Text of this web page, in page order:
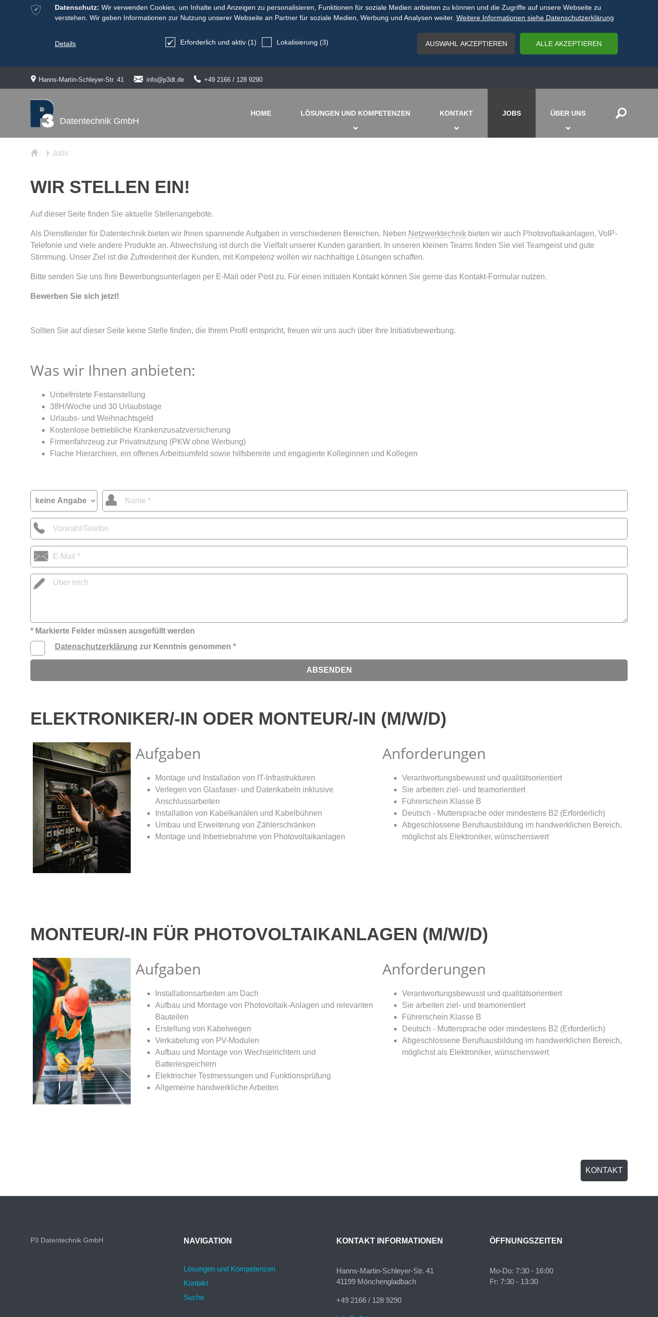
ќ Datenschutz: Wir verwenden Cookies, um Inhalte und Anzeigen zu personalisieren, Funktionen für soziale Medien anbieten zu können und die Zugriffe auf unsere Webseite zu
verstehen. Wir geben Informationen zur Nutzung unserer Webseite an Partner für soziale Medien, Werbung und Analysen weiter. Weitere Informationen siehe Datenschutzerklärung
Details Erforderlich und aktiv (1) Lokalisierung (3)
ś Hanns-Martin-Schleyer-Str. 41 Ś info@p3dt.de Ÿ +49 2166 / 128 9290
Datentechnik GmbH
HOME LÖSUNGEN UND KOMPETENZEN KONTAKT JOBS ÜBER UNS ř
ŷ Ţ Jobs
WIR STELLEN EIN!
Auf dieser Seite finden Sie aktuelle Stellenangebote.
Als Dienstleister für Datentechnik bieten wir Ihnen spannende Aufgaben in verschiedenen Bereichen. Neben Netzwerktechnik bieten wir auch Photovoltaikanlagen, VoIP-
Telefonie und viele andere Produkte an. Abwechslung ist durch die Vielfalt unserer Kunden garantiert. In unseren kleinen Teams finden Sie viel Teamgeist und gute
Stimmung. Unser Ziel ist die Zufreidenheit der Kunden, mit Kompetenz wollen wir nachhaltige Lösungen schaffen.
Bitte senden Sie uns Ihre Bewerbungsunterlagen per E-Mail oder Post zu. Für einen initialen Kontakt können Sie gerne das Kontakt-Formular nutzen.
Bewerben Sie sich jetzt!
Sollten Sie auf dieser Seite keine Stelle finden, die Ihrem Profil entspricht, freuen wir uns auch über Ihre Initiativbewerbung.
Was wir Ihnen anbieten:
Unbefristete Festanstellung
38H/Woche und 30 Urlaubstage
Urlaubs- und Weihnachtsgeld
Kostenlose betriebliche Krankenzusatzversicherung
Firmenfahrzeug zur Privatnutzung (PKW ohne Werbung)
Flache Hierarchien, ein offenes Arbeitsumfeld sowie hilfsbereite und engagierte Kolleginnen und Kollegen
* Markierte Felder müssen ausgefüllt werden
Datenschutzerklärung zur Kenntnis genommen *
ABSENDEN
ELEKTRONIKER/-IN ODER MONTEUR/-IN (M/W/D)
Aufgaben
Montage und Installation von IT-Infrastrukturen
Verlegen von Glasfaser- und Datenkabeln inklusive
Anschlussarbeiten
Installation von Kabelkanälen und Kabelbühnen
Umbau und Erweiterung von Zählerschränken
Montage und Inbetriebnahme von Photovoltaikanlagen
Anforderungen
Verantwortungsbewusst und qualitätsorientiert
Sie arbeiten ziel- und teamorientiert
Führerschein Klasse B
Deutsch - Muttersprache oder mindestens B2 (Erforderlich)
Abgeschlossene Berufsausbildung im handwerklichen Bereich,
möglichst als Elektroniker, wünschenswert
MONTEUR/-IN FÜR PHOTOVOLTAIKANLAGEN (M/W/D)
Aufgaben
Installationsarbeiten am Dach
Aufbau und Montage von Photovoltaik-Anlagen und relevanten
Bauteilen
Erstellung von Kabelwegen
Verkabelung von PV-Modulen
Aufbau und Montage von Wechselrichtern und
Batteriespeichern
Elektrischer Testmessungen und Funktionsprüfung
Allgemeine handwerkliche Arbeiten
Anforderungen
Verantwortungsbewusst und qualitätsorientiert
Sie arbeiten ziel- und teamorientiert
Führerschein Klasse B
Deutsch - Muttersprache oder mindestens B2 (Erforderlich)
Abgeschlossene Berufsausbildung im handwerklichen Bereich,
möglichst als Elektroniker, wünschenswert
KONTAKT
P3 Datentechnik GmbH NAVIGATION
Lösungen und Kompetenzen
Kontakt
Suche
KONTAKT INFORMATIONEN
Hanns-Martin-Schleyer-Str. 41
41199 Mönchengladbach
+49 2166 / 128 9290
ÖFFNUNGSZEITEN
Mo-Do: 7:30 - 16:00
Fr: 7:30 - 13:30